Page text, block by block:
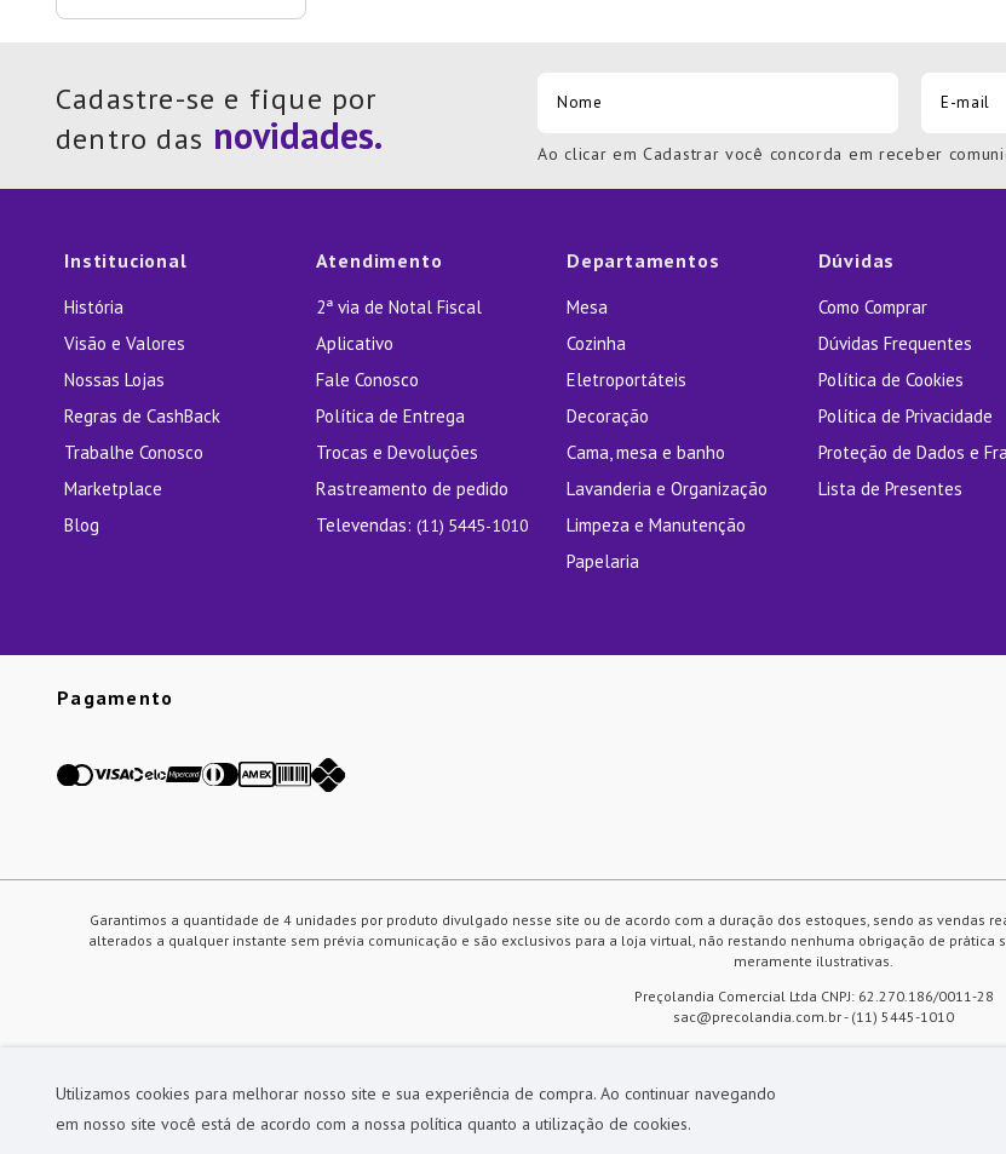
Utilizamos cookies para melhorar nosso site e sua experiência de compra. Ao continuar navegando
em nosso site você está de acordo com a nossa política quanto a utilização de cookies.
Cadastre-se e fique por
dentro das
Ao clicar em Cadastrar você concorda em receber
Institucional
História
Visão e Valores
Nossas Lojas
Regras de CashBack
Trabalhe Conosco
Marketplace
Blog
Atendimento
2ª via de Notal Fiscal
Aplicativo
Fale Conosco
Política de Entrega
Trocas e Devoluções
Rastreamento de pedido
Televendas: (11) 5445-1010
Departamentos
Mesa
Cozinha
Eletroportáteis
Decoração
Cama, mesa e banho
Lavanderia e Organização
Limpeza e Manutenção
Papelaria
Dúvidas
Como Comprar
Dúvidas Frequentes
Política de Cookies
Política de Privacidade
Proteção de Dados e
Lista de Presentes
Pagamento
Garantimos a quantidade de 4 unidades por produto divulgado nesse site ou de acordo com a duração dos estoques, sendo as vendas
alterados a qualquer instante sem prévia comunicação e são exclusivos para a loja virtual, não restando nenhuma obrigação de
meramente ilustrativas.
Preçolandia Comercial Ltda CNPJ: 62.270.186/0011-28
sac@precolandia.com.br - (11) 5445-1010